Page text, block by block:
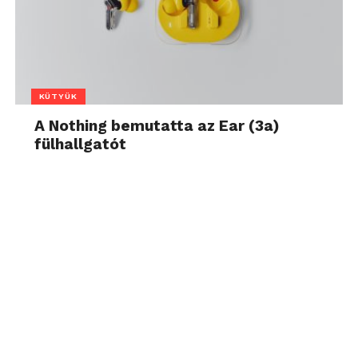
KÜTYÜK
A Nothing bemutatta az Ear (3a)
fülhallgatót